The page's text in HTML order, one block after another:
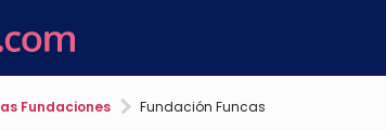
Fundaciones Fundación Funcas